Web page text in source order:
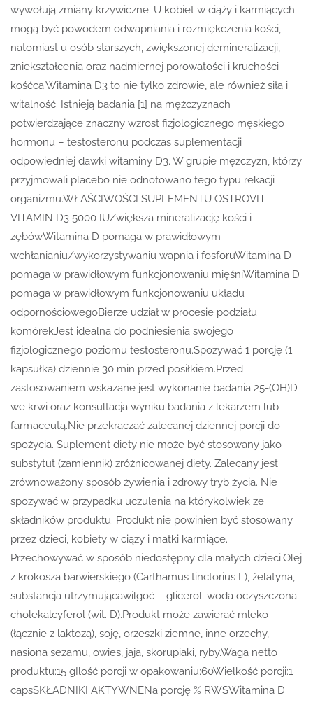
wywołują zmiany krzywiczne. U kobiet w ciąży i karmiących
mogą być powodem odwapniania i rozmiękczenia kości,
natomiast u osób starszych, zwiększonej demineralizacji,
zniekształcenia oraz nadmiernej porowatości i kruchości
kośćca.Witamina D3 to nie tylko zdrowie, ale również siła i
witalność. Istnieją badania [1] na mężczyznach
potwierdzające znaczny wzrost fizjologicznego męskiego
hormonu – testosteronu podczas suplementacji
odpowiedniej dawki witaminy D3. W grupie mężczyzn, którzy
przyjmowali placebo nie odnotowano tego typu rekacji
organizmu.WŁAŚCIWOŚCI SUPLEMENTU OSTROVIT
VITAMIN D3 5000 IUZwiększa mineralizację kości i
zębówWitamina D pomaga w prawidłowym
wchłanianiu/wykorzystywaniu wapnia i fosforuWitamina D
pomaga w prawidłowym funkcjonowaniu mięśniWitamina D
pomaga w prawidłowym funkcjonowaniu układu
odpornościowegoBierze udział w procesie podziału
komórekJest idealna do podniesienia swojego
fizjologicznego poziomu testosteronu.Spożywać 1 porcję (1
kapsułka) dziennie 30 min przed posiłkiem.Przed
zastosowaniem wskazane jest wykonanie badania 25-(OH)D
we krwi oraz konsultacja wyniku badania z lekarzem lub
farmaceutą.Nie przekraczać zalecanej dziennej porcji do
spożycia. Suplement diety nie może być stosowany jako
substytut (zamiennik) zróżnicowanej diety. Zalecany jest
zrównoważony sposób żywienia i zdrowy tryb życia. Nie
spożywać w przypadku uczulenia na którykolwiek ze
składników produktu. Produkt nie powinien być stosowany
przez dzieci, kobiety w ciąży i matki karmiące.
Przechowywać w sposób niedostępny dla małych dzieci.Olej
z krokosza barwierskiego (Carthamus tinctorius L), żelatyna,
substancja utrzymującawilgoć – glicerol; woda oczyszczona;
cholekalcyferol (wit. D).Produkt może zawierać mleko
(łącznie z laktozą), soję, orzeszki ziemne, inne orzechy,
nasiona sezamu, owies, jaja, skorupiaki, ryby.Waga netto
produktu:15 gIlość porcji w opakowaniu:60Wielkość porcji:1
capsSKŁADNIKI AKTYWNENa porcję % RWSWitamina D